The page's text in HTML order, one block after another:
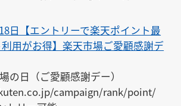
23：59
日【エントリーで楽天ポイント最
用がお得】楽天市場ご愛顧感謝デ
の日（ご愛顧感謝デー）
campaign/rank/point/